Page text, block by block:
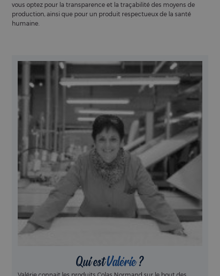
vous optez pour la transparence et la traçabilité des moyens de
production, ainsi que pour un produit respectueux de la santé
humaine.
Qui estValérie?